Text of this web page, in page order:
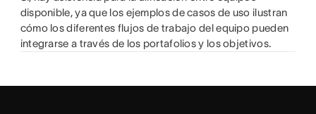
disponible, ya que los ejemplos de casos de uso ilustran
cómo los diferentes flujos de trabajo del equipo pueden
integrarse a través de los portafolios y los objetivos.